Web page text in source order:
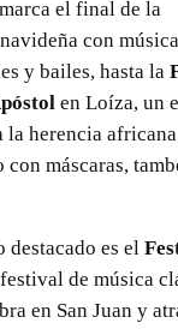
el final de la
con
y bailes, hasta la
en Loíza, un
la herencia
con máscaras,
destacado es el
de música
en San Juan y